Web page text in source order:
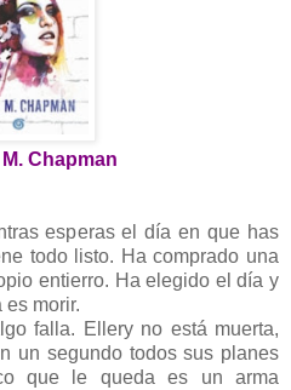
Chapman
esperas el día en que has
todo listo. Ha comprado una
entierro. Ha elegido el día y
es morir.
falla. Ellery no está muerta,
un segundo todos sus planes
que le queda es un arma